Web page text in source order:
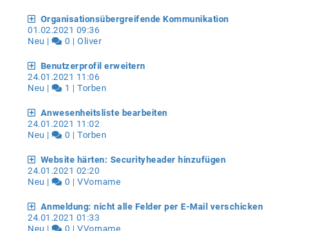
Organisationsübergreifende Kommunikation
01.02.2021 09:36
Neu |
0 | Oliver
Benutzerprofil erweitern
24.01.2021 11:06
Neu |
1 | Torben
Anwesenheitsliste bearbeiten
24.01.2021 11:02
Neu |
0 | Torben
Website härten: Securityheader hinzufügen
24.01.2021 02:20
Neu |
0 | VVorname
Anmeldung: nicht alle Felder per E-Mail verschicken
24.01.2021 01:33
Neu |
0 | VVorname